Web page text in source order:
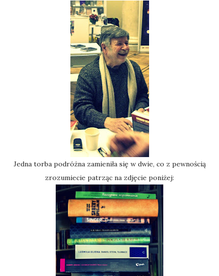
Jedna torba podróżna zamieniła się w dwie, co z pewnością
zrozumiecie patrząc na zdjęcie poniżej: